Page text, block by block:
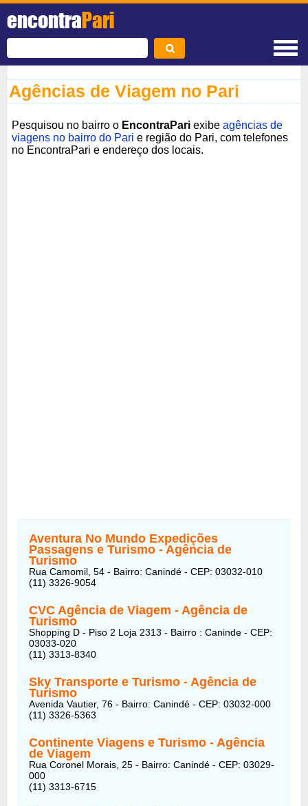
encontraPari
Agências de Viagem no Pari
Pesquisou no bairro o EncontraPari exibeagências de
viagens no bairro do Pari e região do Pari, com telefones
no EncontraPari e endereço dos locais.
Aventura No Mundo Expedições
Passagens e Turismo - Agência de
Turismo
Rua Camomil, 54 - Bairro: Canindé - CEP: 03032-010
(11) 3326-9054
CVC Agência de Viagem - Agência de
Turismo
Shopping D - Piso 2 Loja 2313 - Bairro : Caninde - CEP:
03033-020
(11) 3313-8340
Sky Transporte e Turismo - Agência de
Turismo
Avenida Vautier, 76 - Bairro: Canindé - CEP: 03032-000
(11) 3326-5363
Continente Viagens e Turismo - Agência
de Viagem
Rua Coronel Morais, 25 - Bairro: Canindé - CEP: 03029-
000
(11) 3313-6715